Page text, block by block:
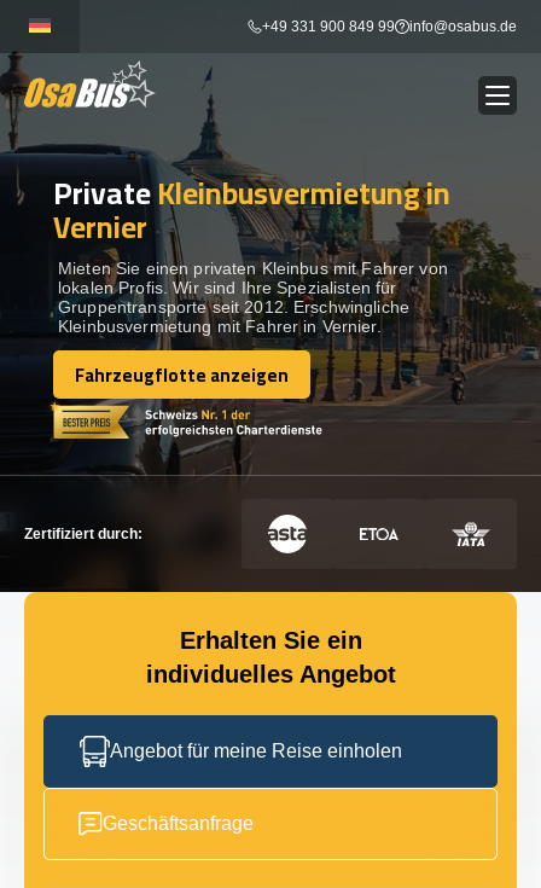
content
+49 331 900 849 99 info@osabus.de
BUSVERMIETUNG Show dropdown
REISEZIELE Show dropdown
FLOTTE
KONTAKTIEREN SIE UNS
KONTAKTIEREN SIE UNS
PrivateKleinbusvermietung in
Vernier
Mieten Sie einen privaten Kleinbus mit Fahrer von
lokalen Profis. Wir sind Ihre Spezialisten für
Gruppentransporte seit 2012. Erschwingliche
Kleinbusvermietung mit Fahrer in Vernier.
Fahrzeugflotte anzeigen
Fahrzeugflotte anzeigen
Zertifiziert durch:
Erhalten Sie ein
individuelles Angebot
Angebot für meine Reise einholen
Geschäftsanfrage